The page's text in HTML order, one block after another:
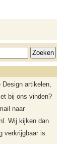
Design artikelen,
bij ons vinden?
naar
Wij kijken dan
verkrijgbaar is.